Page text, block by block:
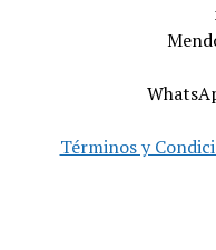
Términos y